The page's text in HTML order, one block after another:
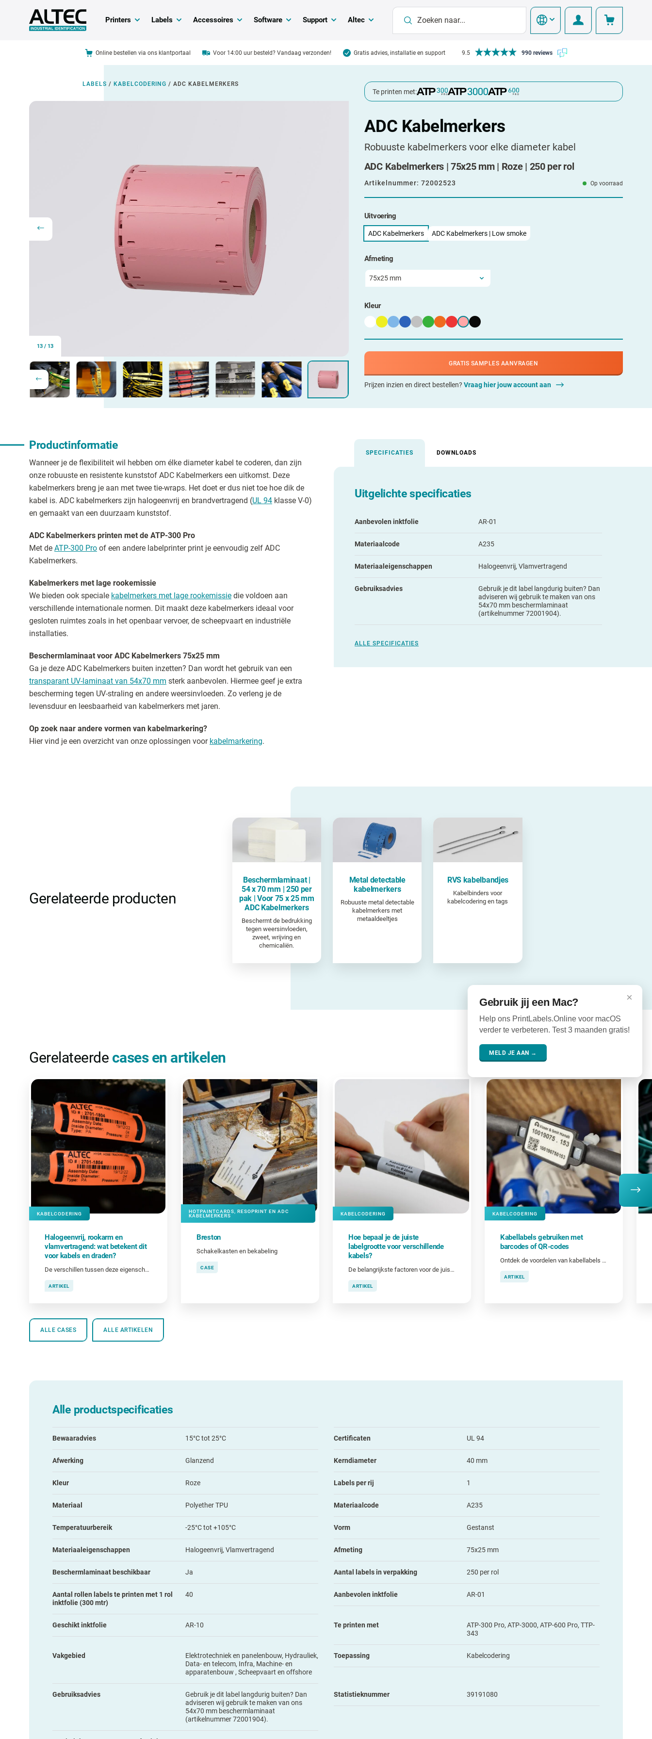
Printers Labels Accessoires Software Support Altec
Online bestellen via ons klantportaal Voor 14:00 uur besteld? Vandaag verzonden! Gratis advies, installatie en support 9.5 990 reviews
LABELS / KABELCODERING / ADC KABELMERKERS
13 / 13
Te printen met:
ADC Kabelmerkers
Robuuste kabelmerkers voor elke diameter kabel
ADC Kabelmerkers | 75x25 mm | Roze | 250 per rol
Artikelnummer: 72002523 Op voorraad
Uitvoering
ADC Kabelmerkers ADC Kabelmerkers | Low smoke
Afmeting
Kleur
GRATIS SAMPLES AANVRAGEN
Prijzen inzien en direct bestellen? Vraag hier jouw account aan
Productinformatie
Wanneer je de flexibiliteit wil hebben om élke diameter kabel te coderen, dan zijn
onze robuuste en resistente kunststof ADC Kabelmerkers een uitkomst. Deze
kabelmerkers breng je aan met twee tie-wraps. Het doet er dus niet toe hoe dik de
kabel is. ADC kabelmerkers zijn halogeenvrij en brandvertragend (UL 94 klasse V-0)
en gemaakt van een duurzaam kunststof.
ADC Kabelmerkers printen met de ATP-300 Pro
Met de ATP-300 Pro of een andere labelprinter print je eenvoudig zelf ADC
Kabelmerkers.
Kabelmerkers met lage rookemissie
We bieden ook speciale kabelmerkers met lage rookemissie die voldoen aan
verschillende internationale normen. Dit maakt deze kabelmerkers ideaal voor
gesloten ruimtes zoals in het openbaar vervoer, de scheepvaart en industriële
installaties.
Beschermlaminaat voor ADC Kabelmerkers 75x25 mm
Ga je deze ADC Kabelmerkers buiten inzetten? Dan wordt het gebruik van een
transparant UV-laminaat van 54x70 mm sterk aanbevolen. Hiermee geef je extra
bescherming tegen UV-straling en andere weersinvloeden. Zo verleng je de
levensduur en leesbaarheid van kabelmerkers met jaren.
Op zoek naar andere vormen van kabelmarkering?
Hier vind je een overzicht van onze oplossingen voor kabelmarkering.
SPECIFICATIES DOWNLOADS
Uitgelichte specificaties
Aanbevolen inktfolie AR-01
Materiaalcode A235
Materiaaleigenschappen Halogeenvrij, Vlamvertragend
Gebruiksadvies
Gebruik je dit label langdurig buiten? Dan
adviseren wij gebruik te maken van ons
54x70 mm beschermlaminaat
(artikelnummer 72001904).
ALLE SPECIFICATIES
Gerelateerde producten
Beschermlaminaat |
54 x 70 mm | 250 per
pak | Voor 75 x 25 mm
ADC Kabelmerkers
Beschermt de bedrukking
tegen weersinvloeden,
zweet, wrijving en
chemicaliën.
Metal detectable
kabelmerkers
Robuuste metal detectable
kabelmerkers met
metaaldeeltjes
RVS kabelbandjes
Kabelbinders voor
kabelcodering en tags
Gerelateerde cases en artikelen
KABELCODERING
Halogeenvrij, rookarm en
vlamvertragend: wat betekent dit
voor kabels en draden?
De verschillen tussen deze eigenschappen en wanneer ze belangrijk zijn bij het coderen van kabels en draden.
ARTIKEL
HOTPAINTCARDS, RESOPRINT EN ADC
KABELMERKERS
Breston
Schakelkasten en bekabeling
CASE
KABELCODERING
Hoe bepaal je de juiste
labelgrootte voor verschillende
kabels?
De belangrijkste factoren voor de juiste labelgrootte
ARTIKEL
KABELCODERING
Kabellabels gebruiken met
barcodes of QR-codes
Ontdek de voordelen van kabellabels met barcodes en QR-codes.
ARTIKEL
ALLE CASES ALLE ARTIKELEN
Alle productspecificaties
Bewaaradvies 15°C tot 25°C Certificaten UL 94
Afwerking Glanzend Kerndiameter 40 mm
Kleur Roze Labels per rij 1
Materiaal Polyether TPU Materiaalcode A235
Temperatuurbereik -25°C tot +105°C Vorm Gestanst
Materiaaleigenschappen Halogeenvrij, Vlamvertragend Afmeting 75x25 mm
Beschermlaminaat beschikbaar Ja Aantal labels in verpakking 250 per rol
Aantal rollen labels te printen met 1 rol
inktfolie (300 mtr)
40 Aanbevolen inktfolie AR-01
Geschikt inktfolie AR-10 Te printen met
ATP-300 Pro, ATP-3000, ATP-600 Pro, TTP-
343
Vakgebied
Elektrotechniek en panelenbouw, Hydrauliek,
Data- en telecom, Infra, Machine- en
apparatenbouw , Scheepvaart en offshore
Toepassing Kabelcodering
Gebruiksadvies
Gebruik je dit label langdurig buiten? Dan
adviseren wij gebruik te maken van ons
54x70 mm beschermlaminaat
(artikelnummer 72001904).
Statistieknummer 39191080
×
Gebruik jij een Mac?
Help ons PrintLabels.Online voor macOS
verder te verbeteren. Test 3 maanden gratis!
MELD JE AAN →